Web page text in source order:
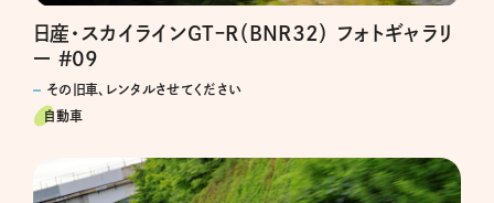
日産・スカイラインGTｰR（BNR32） フォトギャラリ
ー #09
その旧車、レンタルさせてください
自動車